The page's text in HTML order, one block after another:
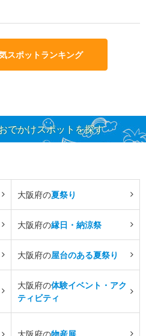
スポットランキング
でかけスポットを探す
大阪府の夏祭り
大阪府の縁日・納涼祭
大阪府の屋台のある夏祭り
大阪府の体験イベント・アク
ティビティ
大阪府の物産展